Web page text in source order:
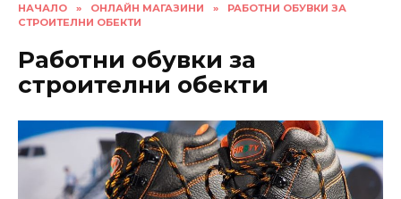
НАЧАЛО » ОНЛАЙН МАГАЗИНИ »
РАБОТНИ ОБУВКИ ЗА
СТРОИТЕЛНИ ОБЕКТИ
Работни обувки за
строителни обекти